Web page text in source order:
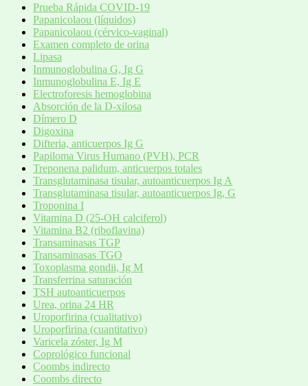
Prueba Rápida COVID-19
Papanicolaou (líquidos)
Papanicolaou (cérvico-vaginal)
Examen completo de orina
Lipasa
Inmunoglobulina G, Ig G
Inmunoglobulina E, Ig E
Electroforesis hemoglobina
Absorción de la D-xilosa
Dímero D
Digoxina
Difteria, anticuerpos Ig G
Papiloma Virus Humano (PVH), PCR
Treponena palidum, anticuerpos totales
Transglutaminasa tisular, autoanticuerpos Ig A
Transglutaminasa tisular, autoanticuerpos Ig, G
Troponina I
Vitamina D (25-OH calciferol)
Vitamina B2 (riboflavina)
Transaminasas TGP
Transaminasas TGO
Toxoplasma gondii, Ig M
Transferrina saturación
TSH autoanticuerpos
Urea, orina 24 HR
Uroporfirina (cualitativo)
Uroporfirina (cuantitativo)
Varicela zóster, Ig M
Coprológico funcional
Coombs indirecto
Coombs directo